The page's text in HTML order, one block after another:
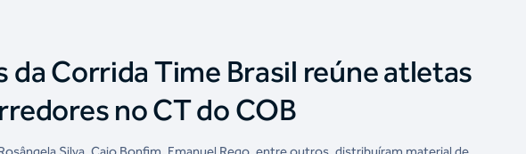
da Corrida Time Brasil reúne atletas
no CT do COB